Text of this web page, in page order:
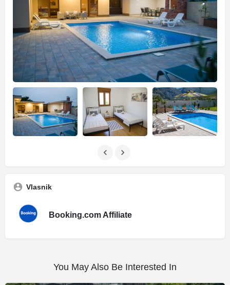
Vlasnik
Booking.com Affiliate
You May Also Be Interested In